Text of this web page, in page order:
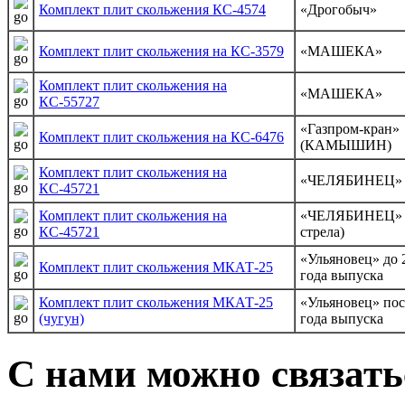
Комплект плит скольжения КС-4574 «Дрогобыч»
Комплект плит скольжения на КС-3579 «МАШЕКА»
Комплект плит скольжения на
КС-55727
«МАШЕКА»
Комплект плит скольжения на КС-6476
«Газпром-кран»
(КАМЫШИН)
Комплект плит скольжения на
КС-45721
«ЧЕЛЯБИНЕЦ»
Комплект плит скольжения на
КС-45721
«ЧЕЛЯБИНЕЦ»
стрела)
Комплект плит скольжения МКАТ-25
«Ульяновец» до
года выпуска
Комплект плит скольжения МКАТ-25
(чугун)
«Ульяновец»
года выпуска
С нами можно